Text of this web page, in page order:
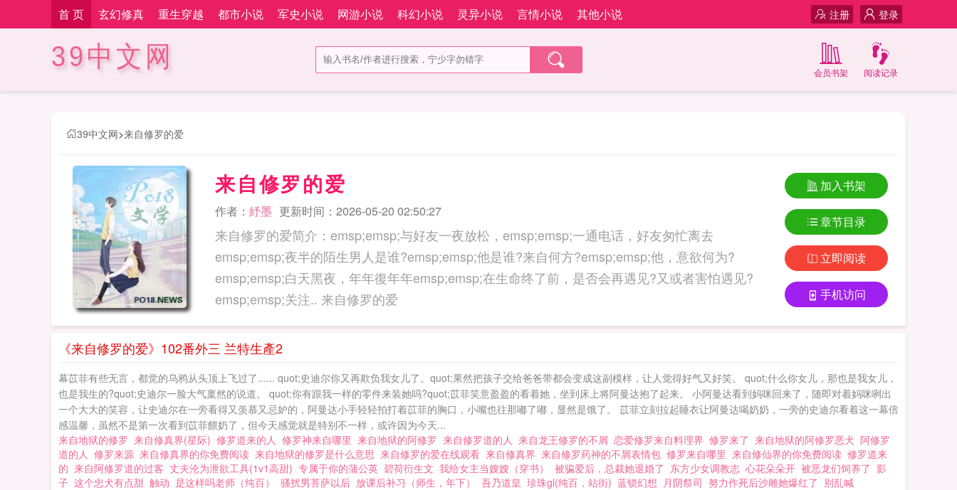
首 页 玄幻修真 重生穿越 都市小说 军史小说 网游小说 科幻小说 灵异小说 言情小说 其他小说 登录
注册
39中文网 阅读记录
会员书架
39中文网>来自修罗的爱
来自修罗的爱
作者： 紓墨 更新时间：2026-05-20 02:50:27
来自修罗的爱简介：emsp;emsp;与好友一夜放松，emsp;emsp;一通电话，好友匆忙离去
emsp;emsp;夜半的陌生男人是谁?emsp;emsp;他是谁?来自何方?emsp;emsp;他，意欲何为?
emsp;emsp;白天黑夜，年年復年年emsp;emsp;在生命终了前，是否会再遇见?又或者害怕遇见?
emsp;emsp;关注.. 来自修罗的爱
加入书架
章节目录
立即阅读
手机访问
《来自修罗的爱》102番外三 兰特生產2
幕苡菲有些无言，都觉的乌鸦从头顶上飞过了...... quot;史迪尔你又再欺负我女儿了。quot;果然把孩子交给爸爸带都会变成这副模样，让人觉得好气又好笑。 quot;什么你女儿，那也是我女儿，
也是我生的?quot;史迪尔一脸大气稟然的说道。 quot;你有跟我一样的零件来装她吗?quot;苡菲笑意盈盈的看着她，坐到床上将阿曼达抱了起来。 小阿曼达看到妈咪回来了，随即对着妈咪咧出
一个大大的笑容，让史迪尔在一旁看得又羡慕又忌妒的，阿曼达小手轻轻拍打着苡菲的胸口，小嘴也往那嘟了嘟，显然是饿了。 苡菲立刻拉起睡衣让阿曼达喝奶奶，一旁的史迪尔看着这一幕倍
感温馨，虽然不是第一次看到苡菲餵奶了，但今天感觉就是特别不一样，或许因为今天...
来自地狱的修罗 来自修真界(星际) 修罗道来的人 修罗神来自哪里 来自地狱的阿修罗 来自修罗道的人 来自龙王修罗的不屑 恋爱修罗来自料理界 修罗来了 来自地狱的阿修罗恶犬 阿修罗
道的人 修罗来源 来自修真界的你免费阅读 来自地狱的修罗是什么意思 来自修罗的爱在线观看 来自修真界 来自修罗药神的不屑表情包 修罗来自哪里 来自修仙界的你免费阅读 修罗道来
的 来自阿修罗道的过客 丈夫沦为泄欲工具(1v1高甜) 专属于你的蒲公英 碧荷衍生文 我给女主当嫂嫂（穿书） 被骗爱后，总裁她退婚了 东方少女调教志 心花朵朵开 被恶龙们饲养了 影
子 这个忠犬有点甜 触动 是这样吗老师（纯百） 骚扰男菩萨以后 放课后补习（师生，年下） 吾乃道皇 珍珠gl(纯百，站街) 蓝锁幻想 月阴祭司 努力作死后沙雕她爆红了 别乱喊